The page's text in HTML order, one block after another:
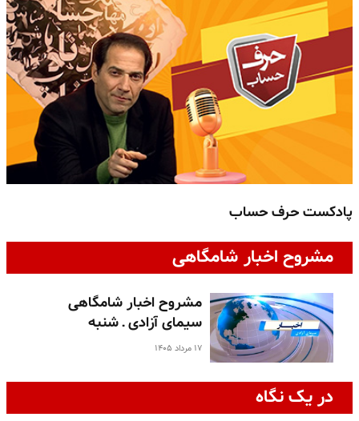
پادکست حرف حساب
مشروح اخبار شامگاهی
مشروح اخبار شامگاهی
سیمای آزادی ـ شنبه
۱۷ مرداد ۱۴۰۵
در یک نگاه